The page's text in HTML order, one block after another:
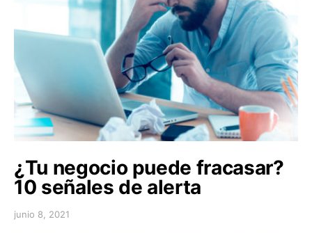
¿Tu negocio puede fracasar?
10 señales de alerta
junio 8, 2021